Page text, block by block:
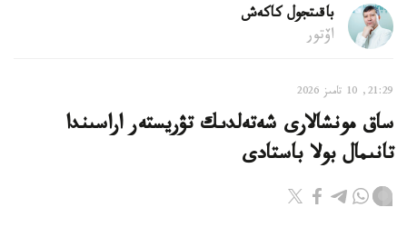
باقىتجول كاكەش
اۆتور
21:29, 10 تامىز 2026
ساق مونشالارى شەتەلدىك تۋريستەر اراسىندا
تانىمال بولا باستادى